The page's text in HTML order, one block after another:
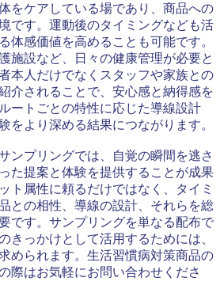
をケアしている場であり、商品への
です。運動後のタイミングなども活
体感価値を高めることも可能です。
施設など、日々の健康管理が必要と
本人だけでなくスタッフや家族との
介されることで、安心感と納得感を
ートごとの特性に応じた導線設計
をより深める結果につながります。
ンプリングでは、自覚の瞬間を逃さ
た提案と体験を提供することが成果
ト属性に頼るだけではなく、タイミ
との相性、導線の設計、それらを総
です。サンプリングを単なる配布で
きっかけとして活用するためには、
められます。生活習慣病対策商品の
際はお気軽にお問い合わせくださ